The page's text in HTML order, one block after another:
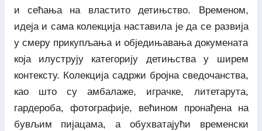
и сећања на властито детињство. Временом,
идеја и сама колекција наставила је да се развија
у смеру прикупљања и обједињавања докумената
која илуструју категорију детињства у ширем
контексту. Колекција садржи бројна сведочанства,
као што су амбалаже, играчке, литетарута,
гардероба, фотографије, већином пронађена на
бувљим пијацама, а обухватајући временски